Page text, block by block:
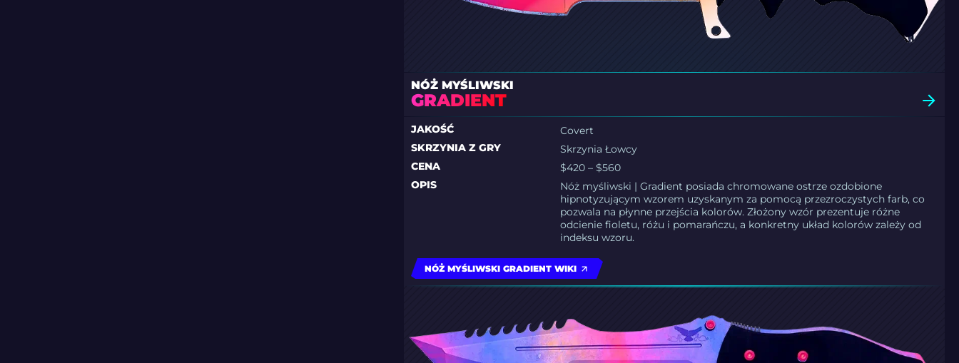
NÓŻ MYŚLIWSKI
GRADIENT
JAKOŚĆ
Covert
SKRZYNIA Z GRY
Skrzynia Łowcy
CENA
$420 – $560
OPIS
Nóż myśliwski | Gradient posiada chromowane ostrze ozdobione
hipnotyzującym wzorem uzyskanym za pomocą przezroczystych farb, co
pozwala na płynne przejścia kolorów. Złożony wzór prezentuje różne
odcienie fioletu, różu i pomarańczu, a konkretny układ kolorów zależy od
indeksu wzoru.
NÓŻ MYŚLIWSKI GRADIENT WIKI